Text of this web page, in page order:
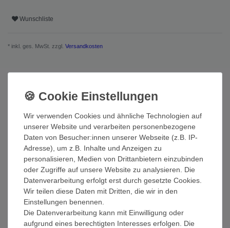
Wunschliste
* inkl. ges. MwSt. zzgl. Versandkosten
Weitere Details
EU-Verantwortlicher
Hersteller
Ausstattung:
- Die Handtücher sind gewebt und besonders saugstark!
Wir verwenden Cookies und ähnliche Technologien auf
unserer Website und verarbeiten personenbezogene
Daten von Besucher:innen unserer Webseite (z.B. IP-
Adresse), um z.B. Inhalte und Anzeigen zu
personalisieren, Medien von Drittanbietern einzubinden
oder Zugriffe auf unsere Website zu analysieren. Die
Datenverarbeitung erfolgt erst durch gesetzte Cookies.
Wir teilen diese Daten mit Dritten, die wir in den
Einstellungen benennen.
Die Datenverarbeitung kann mit Einwilligung oder
aufgrund eines berechtigten Interesses erfolgen. Die